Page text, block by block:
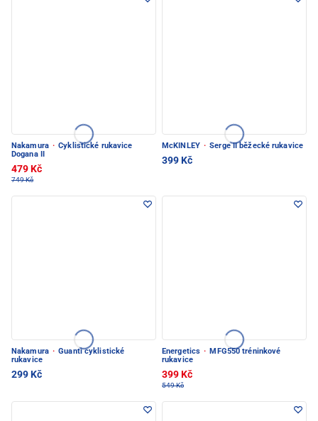
Nakamura · Cyklistické rukavice
Dogana II
479 Kč
749 Kč
McKINLEY · Serge II běžecké rukavice
399 Kč
Nakamura · Guanti cyklistické
rukavice
299 Kč
Energetics · MFG550 tréninkové
rukavice
399 Kč
549 Kč